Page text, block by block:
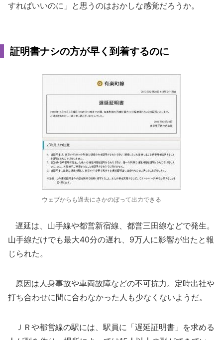
すればいいのに」と思うのはおかしな感覚だろうか。
証明書ナシの方が早く到着するのに
ウェブからも過去にさかのぼって出力できる
遅延は、山手線や都営新宿線、都営三田線などで発生。
山手線だけでも最大40分の遅れ、9万人に影響が出たと報
じられた。
原因は人身事故や車両故障などの不可抗力。定時出社や
打ち合わせに間に合わなかった人も少なくないようだ。
ＪＲや都営線の駅には、駅員に「遅延証明書」を求める